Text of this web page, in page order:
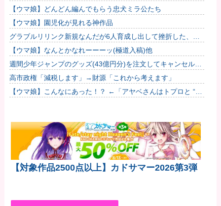
【ウマ娘】どんどん編んでもらう忠犬ミラ公たち
【ウマ娘】園児化が見れる神作品
グラブルリリンク新規なんだが6人育成し出して挫折した、こ
れ全キャラ育成するのにどんだけかかるの？他
【ウマ娘】なんとかなれーーーッ(極道入稿)他
週間少年ジャンプのグッズ(43億円分)を注文してキャンセルし
た32歳女が逮捕
高市政権「減税します」→財源「これから考えます」
【ウマ娘】こんなにあった！？ ←「アヤベさんはトプロと “1”
【対象作品2500点以上】カドサマー2026第3弾